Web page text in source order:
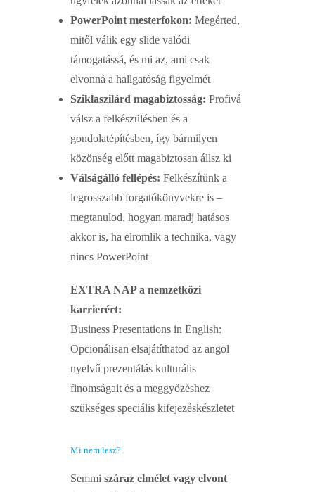
PowerPoint mesterfokon: Megérted,
mitől válik egy slide valódi
támogatássá, és mi az, ami csak
elvonná a hallgatóság figyelmét
Sziklaszilárd magabiztosság: Profivá
válsz a felkészülésben és a
gondolatépítésben, így bármilyen
közönség előtt magabiztosan állsz ki
Válságálló fellépés: Felkészítünk a
legrosszabb forgatókönyvekre is –
megtanulod, hogyan maradj hatásos
akkor is, ha elromlik a technika, vagy
nincs PowerPoint
EXTRA NAP a nemzetközi
karrierért:
Business Presentations in English:
Opcionálisan elsajátíthatod az angol
nyelvű prezentálás kulturális
finomságait és a meggyőzéshez
szükséges speciális kifejezéskészletet
Mi nem lesz?
Semmi száraz elmélet vagy elvont